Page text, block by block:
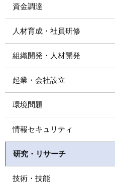
資金調達
人材育成・社員研修
組織開発・人材開発
起業・会社設立
環境問題
情報セキュリティ
研究・リサーチ
技術・技能